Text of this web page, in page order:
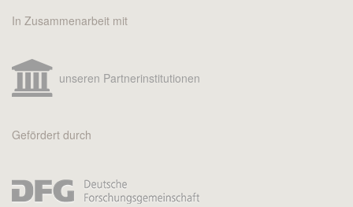
In Zusammenarbeit mit
unseren Partnerinstitutionen
Gefördert durch